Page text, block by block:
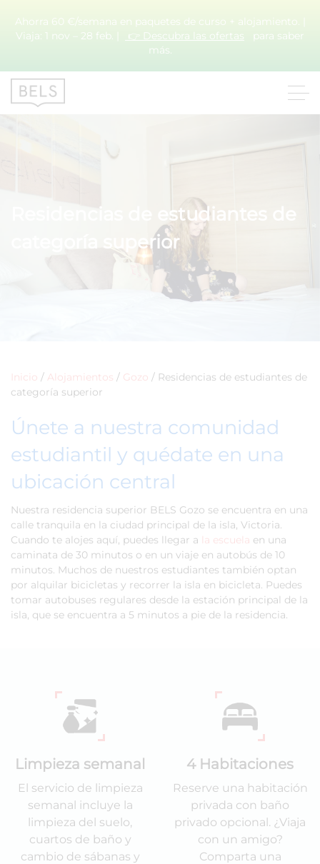
Ahorra 60 €/semana en paquetes de curso + alojamiento. |
Viaja: 1 nov – 28 feb. |
👉 Descubra las ofertas para saber
más.
Residencias de estudiantes de
categoría superior
Inicio / Alojamientos / Gozo / Residencias de estudiantes de
categoría superior
Únete a nuestra comunidad
estudiantil y quédate en una
ubicación central
Nuestra residencia superior BELS Gozo se encuentra en una
calle tranquila en la ciudad principal de la isla, Victoria.
Cuando te alojes aquí, puedes llegar a la escuela en una
caminata de 30 minutos o en un viaje en autobús de 10
minutos. Muchos de nuestros estudiantes también optan
por alquilar bicicletas y recorrer la isla en bicicleta. Puedes
tomar autobuses regulares desde la estación principal de la
isla, que se encuentra a 5 minutos a pie de la residencia.
Limpieza semanal
El servicio de limpieza
semanal incluye la
limpieza del suelo,
cuartos de baño y
cambio de sábanas y
4 Habitaciones
Reserve una habitación
privada con baño
privado opcional. ¿Viaja
con un amigo?
Comparta una